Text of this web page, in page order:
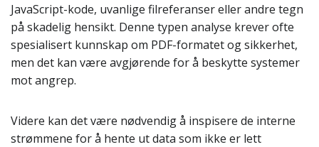
JavaScript-kode, uvanlige filreferanser eller andre tegn
på skadelig hensikt. Denne typen analyse krever ofte
spesialisert kunnskap om PDF-formatet og sikkerhet,
men det kan være avgjørende for å beskytte systemer
mot angrep.
Videre kan det være nødvendig å inspisere de interne
strømmene for å hente ut data som ikke er lett